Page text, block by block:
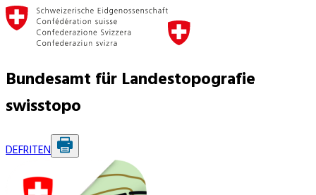
Bundesamt für Landestopografie
swisstopo
DEFRITEN